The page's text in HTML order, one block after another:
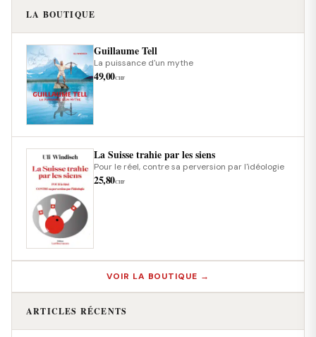
LA BOUTIQUE
Guillaume Tell
La puissance d'un mythe
49,00CHF
La Suisse trahie par les siens
Pour le réel, contre sa perversion par l'idéologie
25,80CHF
VOIR LA BOUTIQUE →
ARTICLES RÉCENTS